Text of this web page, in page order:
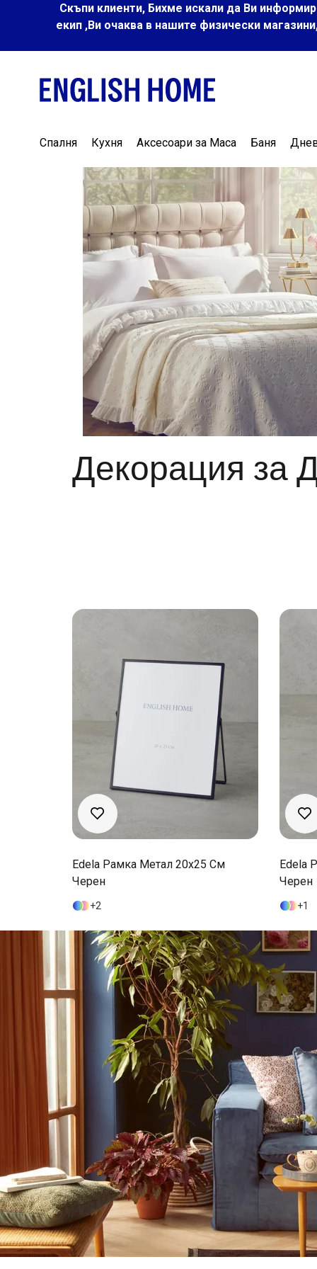
Скъпи клиенти, Бихме искали да Ви
екип ,Ви очаква в нашите физически
Спалня Кухня Аксесоари за Маса Баня
Декорация за
Edela Рамка Метал 20x25 См
Черен
2
Edela
Черен
1